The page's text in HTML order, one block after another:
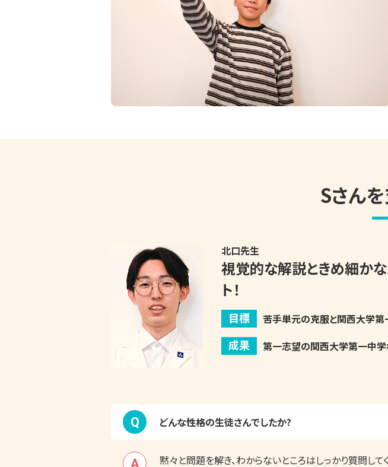
Sさん
北口先生
視覚的な解説ときめ細か
ト！
目標 苦手単元の克服と関西大学
成果 第一志望の関西大学第一中
Q どんな性格の生徒さんでしたか?
A 黙々と問題を解き、わからないところはしっかり質問し